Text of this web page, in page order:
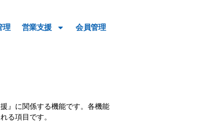
理 営業支援 会員管理
』に関係する機能です。各機能
る項目です。